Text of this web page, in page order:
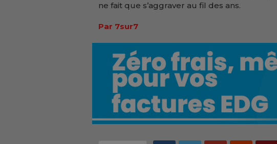
ne fait que s’aggraver au fil des ans.
Par 7sur7